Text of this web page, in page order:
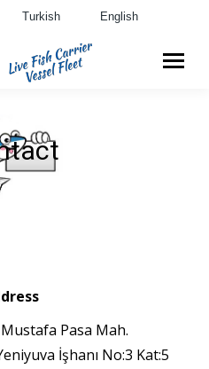
Turkish English
Pasa Mah.
İşhanı No:3 Kat:5